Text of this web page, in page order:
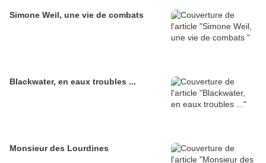
Simone Weil, une vie de combats
Blackwater, en eaux troubles ...
Monsieur des Lourdines